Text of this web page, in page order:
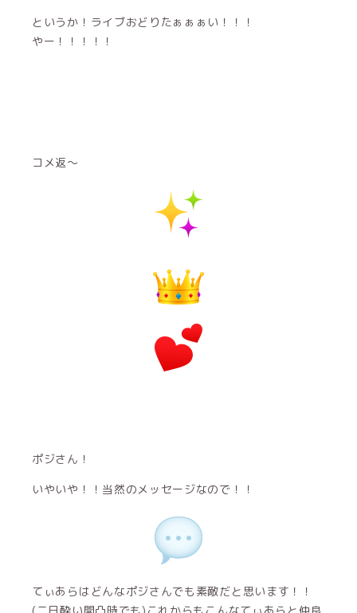
というか！ライブおどりたぁぁぁい！！！
やー！！！！！
コメ返〜
ポジさん！
いやいや！！当然のメッセージなので！！
てぃあらはどんなポジさんでも素敵だと思います！！